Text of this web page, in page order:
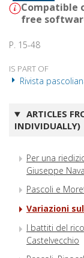
Compatible
free
P. 15-48
IS PART OF
Rivista
ARTICLES
INDIVIDUALLY)
Per una
Giuseppe Nava
Pascoli e
Variazioni
I battiti del
Castelvecchio